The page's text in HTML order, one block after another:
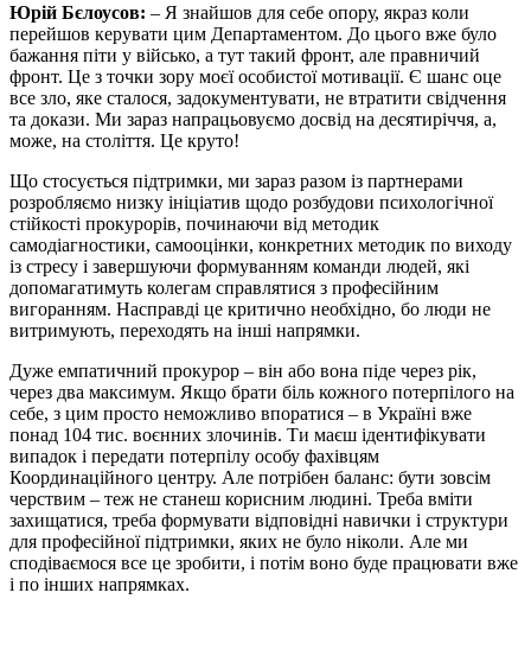
Юрій Бєлоусов: – Я знайшов для себе опору, якраз коли
перейшов керувати цим Департаментом. До цього вже було
бажання піти у військо, а тут такий фронт, але правничий
фронт. Це з точки зору моєї особистої мотивації. Є шанс оце
все зло, яке сталося, задокументувати, не втратити свідчення
та докази. Ми зараз напрацьовуємо досвід на десятиріччя, а,
може, на століття. Це круто!
Що стосується підтримки, ми зараз разом із партнерами
розробляємо низку ініціатив щодо розбудови психологічної
стійкості прокурорів, починаючи від методик
самодіагностики, самооцінки, конкретних методик по виходу
із стресу і завершуючи формуванням команди людей, які
допомагатимуть колегам справлятися з професійним
вигоранням. Насправді це критично необхідно, бо люди не
витримують, переходять на інші напрямки.
Дуже емпатичний прокурор – він або вона піде через рік,
через два максимум. Якщо брати біль кожного потерпілого на
себе, з цим просто неможливо впоратися – в Україні вже
понад 104 тис. воєнних злочинів. Ти маєш ідентифікувати
випадок і передати потерпілу особу фахівцям
Координаційного центру. Але потрібен баланс: бути зовсім
черствим – теж не станеш корисним людині. Треба вміти
захищатися, треба формувати відповідні навички і структури
для професійної підтримки, яких не було ніколи. Але ми
сподіваємося все це зробити, і потім воно буде працювати вже
і по інших напрямках.